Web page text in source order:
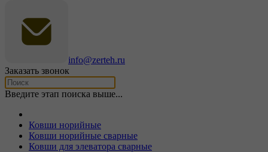
info@zerteh.ru
Заказать звонок
Введите этап поиска выше...
Ковши норийные
Ковши норийные сварные
Ковши для элеватора сварные